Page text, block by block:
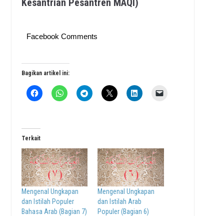
Facebook Comments
Bagikan artikel ini:
Terkait
Mengenal Ungkapan
dan Istilah Populer
Bahasa Arab (Bagian 7)
Mengenal Ungkapan
dan Istilah Arab
Populer (Bagian 6)